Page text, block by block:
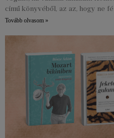
című könyvéből, az az, hogy ne
Tovább olvasom »